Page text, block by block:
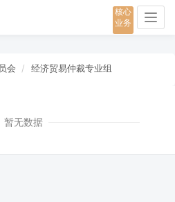
核心
业务
会
经济贸易仲裁专业组
暂无数据